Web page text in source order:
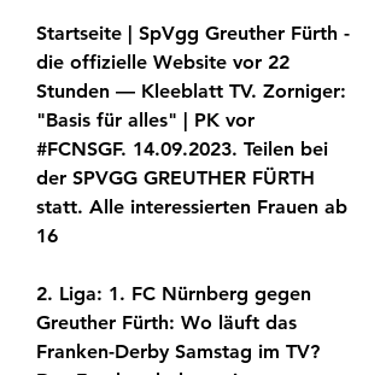
Startseite | SpVgg Greuther Fürth -
die offizielle Website vor 22
Stunden — Kleeblatt TV. Zorniger:
"Basis für alles" | PK vor
#FCNSGF. 14.09.2023. Teilen bei
der SPVGG GREUTHER FÜRTH
statt. Alle interessierten Frauen ab
16
2. Liga: 1. FC Nürnberg gegen
Greuther Fürth: Wo läuft das
Franken-Derby Samstag im TV?